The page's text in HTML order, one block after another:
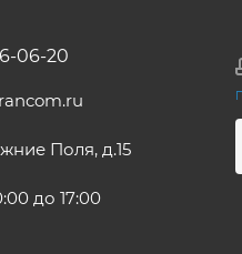
06-20
Поля, д.15
до 17:00